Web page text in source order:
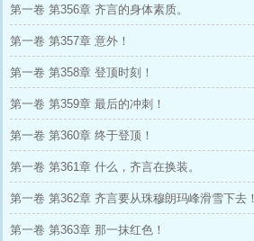
第一卷 第356章 齐言的身体素质。
第一卷 第357章 意外！
第一卷 第358章 登顶时刻！
第一卷 第359章 最后的冲刺！
第一卷 第360章 终于登顶！
第一卷 第361章 什么，齐言在换装。
第一卷 第362章 齐言要从珠穆朗玛峰滑雪下去！
第一卷 第363章 那一抹红色！